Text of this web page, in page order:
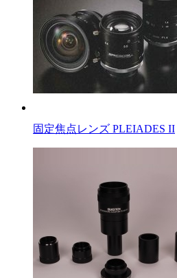
固定焦点レンズ PLEIADES II